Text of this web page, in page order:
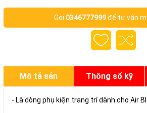
Gọi 0346777999để tư vấn
Mô tả sản
phẩm
Thông số kỹ
thuật
- Là dòng phụ kiện trang trí dành cho Air